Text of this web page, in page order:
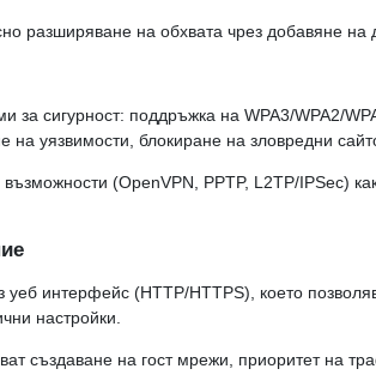
разширяване на обхвата чрез добавяне
за сигурност: поддръжка на WPA3/WPA2/
на уязвимости, блокиране на зловредни
(OpenVPN, PPTP, L2TP/IPSec)
интерфейс (HTTP/HTTPS), което
настройки.
създаване на гост мрежи, приоритет на